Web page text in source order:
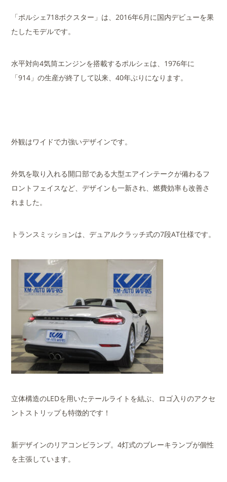
「ポルシェ718ボクスター」は、2016年6月に国内デビューを果
たしたモデルです。
水平対向4気筒エンジンを搭載するポルシェは、1976年に
「914」の生産が終了して以来、40年ぶりになります。
外観はワイドで力強いデザインです。
外気を取り入れる開口部である大型エアインテークが備わるフ
ロントフェイスなど、デザインも一新され、燃費効率も改善さ
れました。
トランスミッションは、デュアルクラッチ式の7段AT仕様です。
立体構造のLEDを用いたテールライトを結ぶ、ロゴ入りのアクセ
ントストリップも特徴的です！
新デザインのリアコンビランプ。4灯式のブレーキランプが個性
を主張しています。